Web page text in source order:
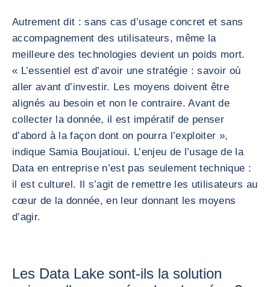
Autrement dit : sans cas d’usage concret et sans
accompagnement des utilisateurs, même la
meilleure des technologies devient un poids mort.
« L’essentiel est d’avoir une stratégie : savoir où
aller avant d’investir. Les moyens doivent être
alignés au besoin et non le contraire. Avant de
collecter la donnée, il est impératif de penser
d’abord à la façon dont on pourra l’exploiter »,
indique Samia Boujatioui. L’enjeu de l’usage de la
Data en entreprise n’est pas seulement technique :
il est culturel. Il s’agit de remettre les utilisateurs au
cœur de la donnée, en leur donnant les moyens
d’agir.
Les Data Lake sont-ils la solution